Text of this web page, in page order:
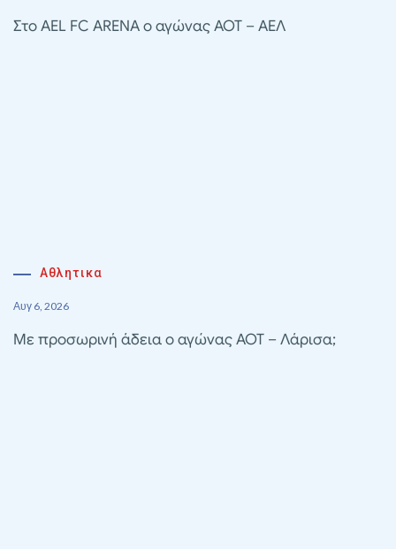
Στο AEL FC ARENA ο αγώνας ΑΟΤ – ΑΕΛ
Αθλητικα
Αυγ 6, 2026
Με προσωρινή άδεια ο αγώνας ΑΟΤ – Λάρισα;